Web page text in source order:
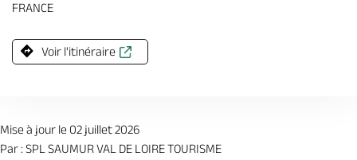
FRANCE
Voir l'itinéraire
Mise à jour le 02 juillet 2026
Par : SPL SAUMUR VAL DE LOIRE TOURISME